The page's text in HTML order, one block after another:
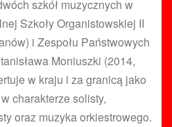
szkół muzycznych w
Szkoły Organistowskiej II
i Zespołu Państwowych
Moniuszki (2014,
w kraju i za granicą jako
charakterze solisty,
oraz muzyka orkiestrowego.